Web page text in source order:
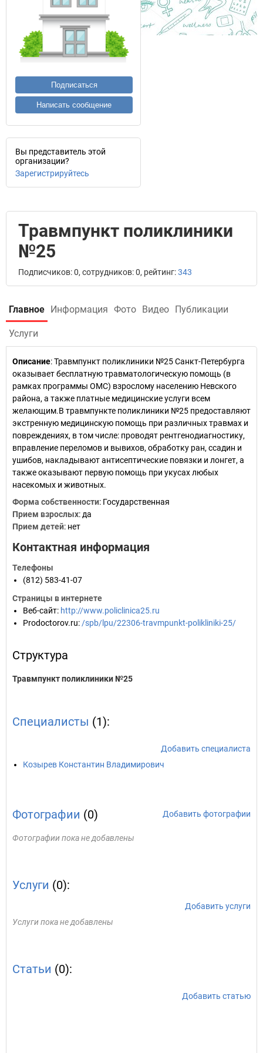
Подписаться
Написать сообщение
Вы представитель этой
организации?
Зарегистрируйтесь
Травмпункт поликлиники
№25
Подписчиков: 0, сотрудников: 0, рейтинг:343
Главное Информация Фото Видео Публикации
Услуги
Описание: Травмпункт поликлиники №25 Санкт-Петербурга
оказывает бесплатную травматологическую помощь (в
рамках программы ОМС) взрослому населению Невского
района, а также платные медицинские услуги всем
желающим.В травмпункте поликлиники №25 предоставляют
экстренную медицинскую помощь при различных травмах и
повреждениях, в том числе: проводят рентгенодиагностику,
вправление переломов и вывихов, обработку ран, ссадин и
ушибов, накладывают антисептические повязки и лонгет, а
также оказывают первую помощь при укусах любых
насекомых и животных.
Форма собственности: Государственная
Прием взрослых: да
Прием детей: нет
Контактная информация
Телефоны
(812) 583-41-07
Страницы в интернете
Веб-сайт: http://www.policlinica25.ru
Prodoctorov.ru: /spb/lpu/22306-travmpunkt-polikliniki-25/
Структура
Травмпункт поликлиники №25
Специалисты (1):
Добавить специалиста
Козырев Константин Владимирович
Фотографии (0) Добавить фотографии
Фотографии пока не добавлены
Услуги (0):
Добавить услуги
Услуги пока не добавлены
Статьи (0):
Добавить статью